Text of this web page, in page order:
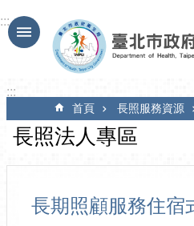
跳到主要內容區塊
:::
:::
首頁 長照服務資源
長照法人專區
長期照顧服務住宿